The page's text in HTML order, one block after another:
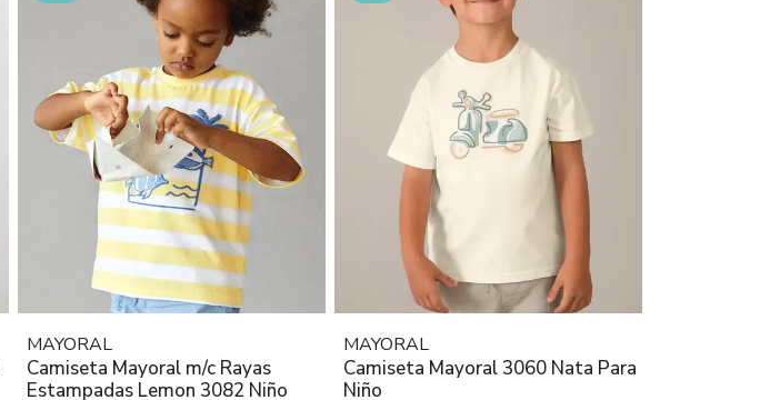
MAYORAL
Camiseta Mayoral m/c Rayas
Estampadas Lemon 3082 Niño
MAYORAL
Camiseta Mayoral 3060 Nata Para
Niño